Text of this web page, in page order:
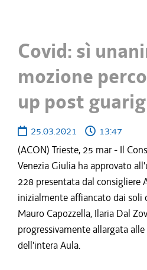
Covid: sì
mozione
up post
25.03.2021
13:47
(ACON) Trieste, 25 mar - Il
Venezia Giulia ha approvato
228 presentata dal consigliere
inizialmente affiancato dai soli
Mauro Capozzella, Ilaria Dal
progressivamente allargata
dell'intera Aula.